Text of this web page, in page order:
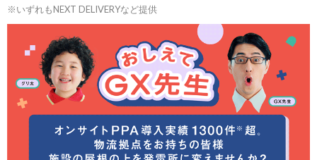
※いずれもNEXT DELIVERYなど提供